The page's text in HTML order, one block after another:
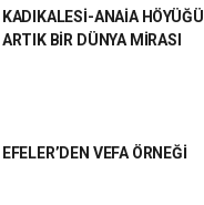
KADIKALESİ-ANAİA HÖYÜĞÜ
ARTIK BİR DÜNYA MİRASI
EFELER’DEN VEFA ÖRNEĞİ